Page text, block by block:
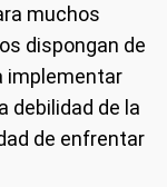
muchos
dispongan de
implementar
debilidad de la
de enfrentar